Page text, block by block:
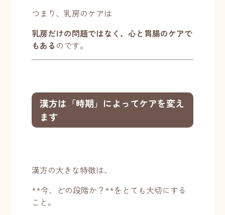
つまり、乳房のケアは
乳房だけの問題ではなく、心と胃腸のケアで
もある のです。
漢方は「時期」によってケアを変え
ます
漢方の大きな特徴は、
**今、どの段階か？**をとても大切にする
こと。